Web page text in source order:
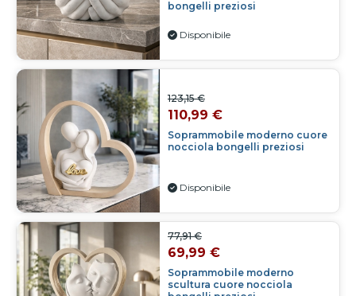
bongelli preziosi
Disponibile
Soprammobile moderno cuore
nocciola bongelli preziosi
123,15 €
110,99 €
Disponibile
Soprammobile moderno
scultura cuore nocciola
77,91 €
69,99 €